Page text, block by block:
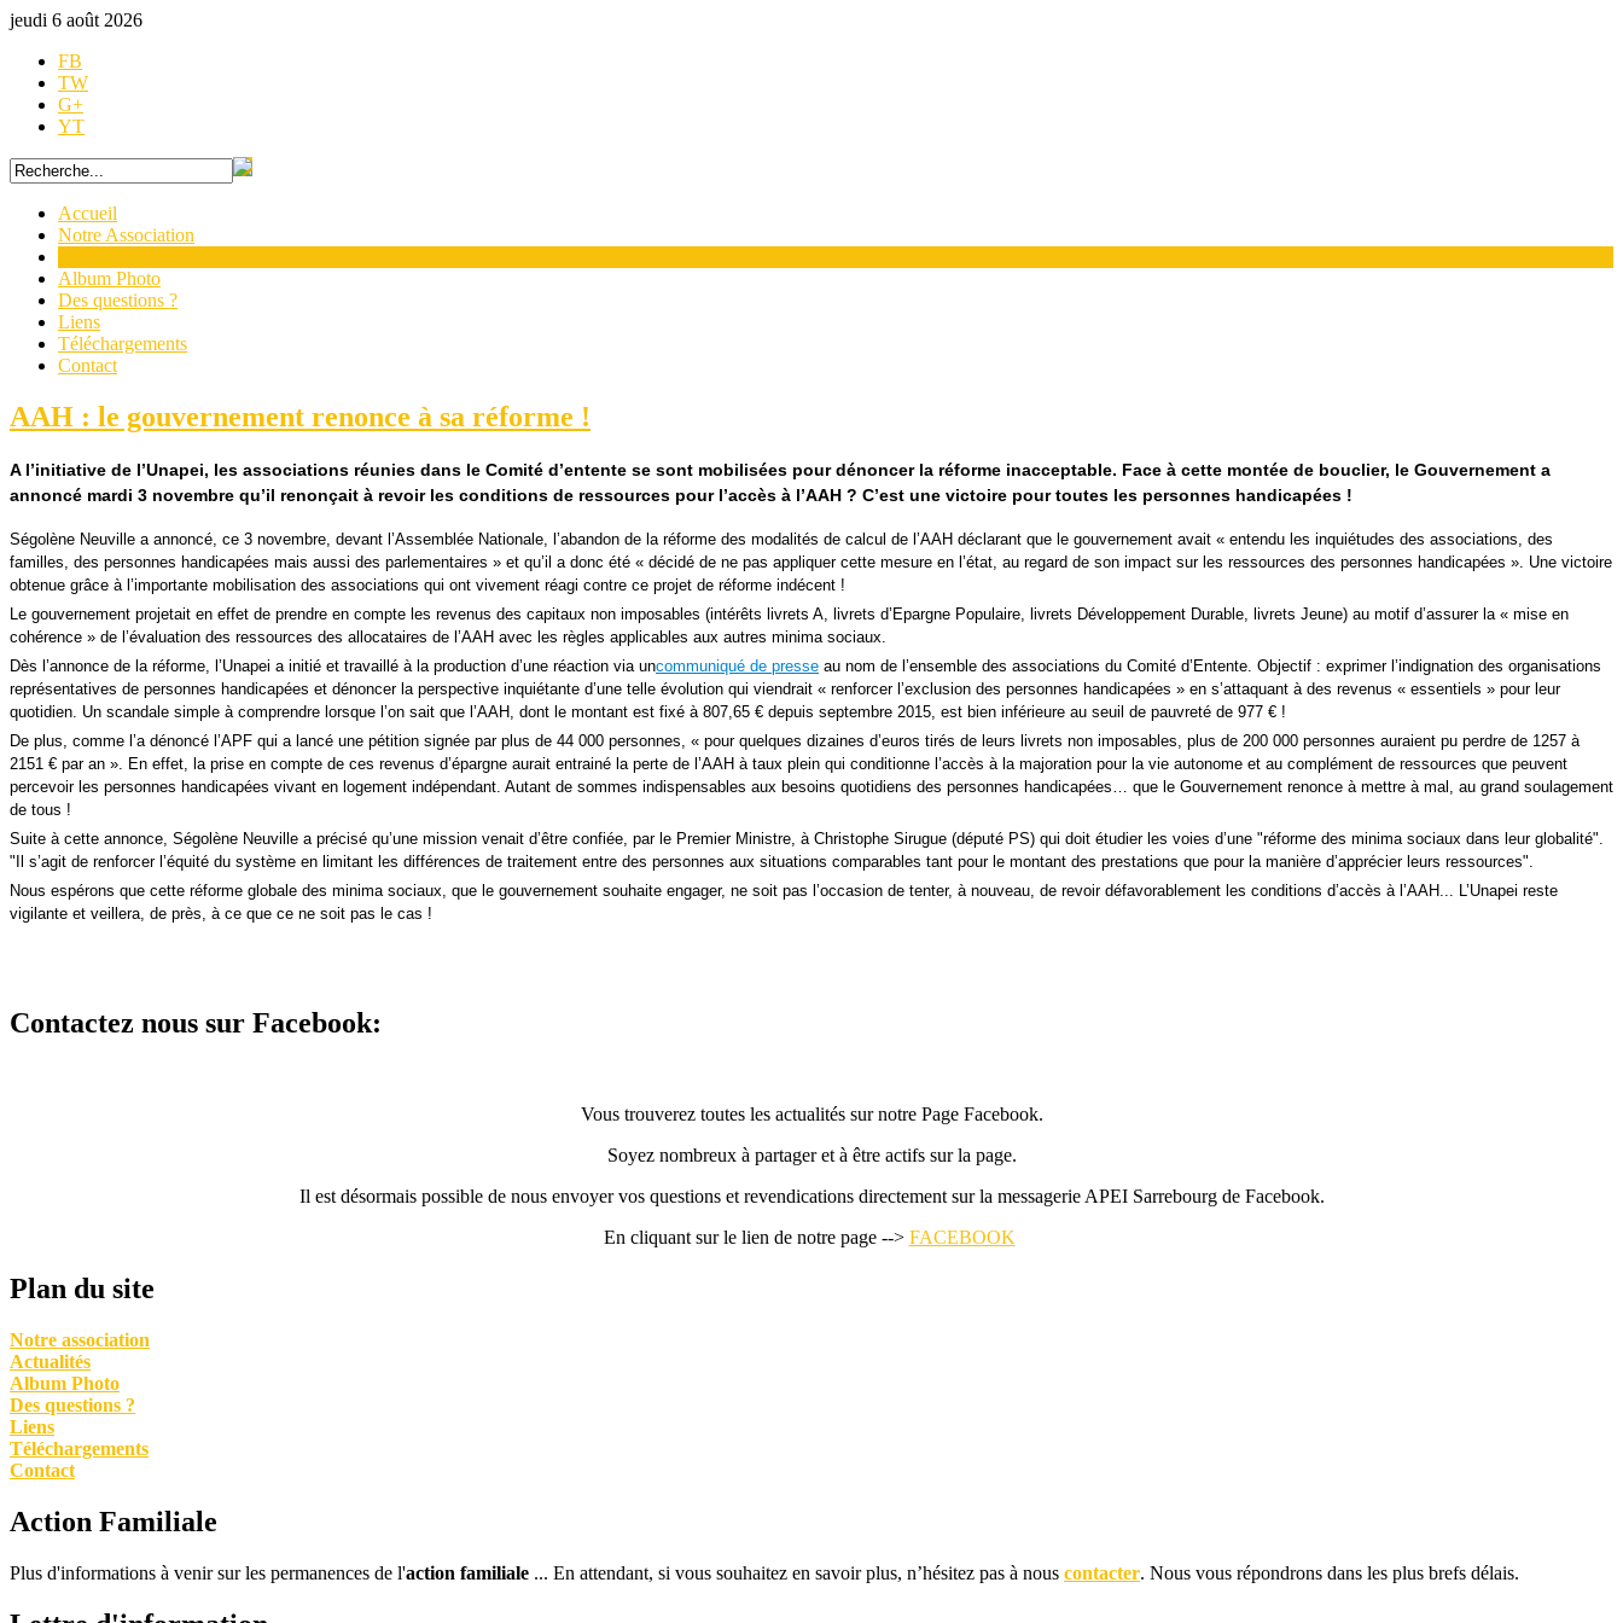
jeudi 6 août 2026
FB
TW
G+
YT
Accueil
Notre Association
Album Photo
Des questions ?
Liens
Téléchargements
Contact
AAH : le gouvernement renonce à sa réforme !
A l’initiative de l’Unapei, les associations réunies dans le Comité d’entente se sont mobilisées pour dénoncer la réforme inacceptable. Face à cette montée de bouclier, le Gouvernement a
annoncé mardi 3 novembre qu’il renonçait à revoir les conditions de ressources pour l’accès à l’AAH ? C’est une victoire pour toutes les personnes handicapées !
Ségolène Neuville a annoncé, ce 3 novembre, devant l’Assemblée Nationale, l’abandon de la réforme des modalités de calcul de l’AAH déclarant que le gouvernement avait « entendu les inquiétudes des associations, des
familles, des personnes handicapées mais aussi des parlementaires » et qu’il a donc été « décidé de ne pas appliquer cette mesure en l’état, au regard de son impact sur les ressources des personnes handicapées ». Une victoire
obtenue grâce à l’importante mobilisation des associations qui ont vivement réagi contre ce projet de réforme indécent !
Le gouvernement projetait en effet de prendre en compte les revenus des capitaux non imposables (intérêts livrets A, livrets d’Epargne Populaire, livrets Développement Durable, livrets Jeune) au motif d’assurer la « mise en
cohérence » de l’évaluation des ressources des allocataires de l’AAH avec les règles applicables aux autres minima sociaux.
Dès l’annonce de la réforme, l’Unapei a initié et travaillé à la production d’une réaction via uncommuniqué de presse au nom de l’ensemble des associations du Comité d’Entente. Objectif : exprimer l’indignation des organisations
représentatives de personnes handicapées et dénoncer la perspective inquiétante d’une telle évolution qui viendrait « renforcer l’exclusion des personnes handicapées » en s’attaquant à des revenus « essentiels » pour leur
quotidien. Un scandale simple à comprendre lorsque l’on sait que l’AAH, dont le montant est fixé à 807,65 € depuis septembre 2015, est bien inférieure au seuil de pauvreté de 977 € !
De plus, comme l’a dénoncé l’APF qui a lancé une pétition signée par plus de 44 000 personnes, « pour quelques dizaines d’euros tirés de leurs livrets non imposables, plus de 200 000 personnes auraient pu perdre de 1257 à
2151 € par an ». En effet, la prise en compte de ces revenus d’épargne aurait entrainé la perte de l’AAH à taux plein qui conditionne l’accès à la majoration pour la vie autonome et au complément de ressources que peuvent
percevoir les personnes handicapées vivant en logement indépendant. Autant de sommes indispensables aux besoins quotidiens des personnes handicapées… que le Gouvernement renonce à mettre à mal, au grand soulagement
de tous !
Suite à cette annonce, Ségolène Neuville a précisé qu’une mission venait d’être confiée, par le Premier Ministre, à Christophe Sirugue (député PS) qui doit étudier les voies d’une "réforme des minima sociaux dans leur globalité".
"Il s’agit de renforcer l’équité du système en limitant les différences de traitement entre des personnes aux situations comparables tant pour le montant des prestations que pour la manière d’apprécier leurs ressources".
Nous espérons que cette réforme globale des minima sociaux, que le gouvernement souhaite engager, ne soit pas l’occasion de tenter, à nouveau, de revoir défavorablement les conditions d’accès à l’AAH... L’Unapei reste
vigilante et veillera, de près, à ce que ce ne soit pas le cas !
Contactez nous sur Facebook:
Vous trouverez toutes les actualités sur notre Page Facebook.
Soyez nombreux à partager et à être actifs sur la page.
Il est désormais possible de nous envoyer vos questions et revendications directement sur la messagerie APEI Sarrebourg de Facebook.
En cliquant sur le lien de notre page --> FACEBOOK
Plan du site
Notre association
Actualités
Album Photo
Des questions ?
Liens
Téléchargements
Contact
Action Familiale
Plus d'informations à venir sur les permanences de l'action familiale ... En attendant, si vous souhaitez en savoir plus, n’hésitez pas à nous contacter. Nous vous répondrons dans les plus brefs délais.